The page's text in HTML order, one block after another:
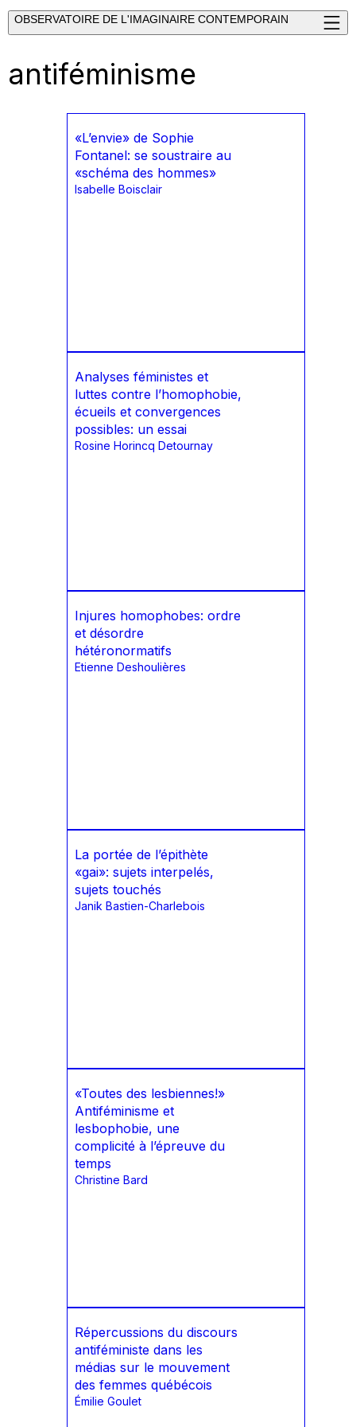
OBSERVATOIRE DE L'IMAGINAIRE CONTEMPORAIN
antiféminisme
«L’envie» de Sophie
Fontanel: se soustraire au
«schéma des hommes»
Isabelle Boisclair
Analyses féministes et
luttes contre l’homophobie,
écueils et convergences
possibles: un essai
Rosine Horincq Detournay
Injures homophobes: ordre
et désordre
hétéronormatifs
Etienne Deshoulières
La portée de l’épithète
«gai»: sujets interpelés,
sujets touchés
Janik Bastien-Charlebois
«Toutes des lesbiennes!»
Antiféminisme et
lesbophobie, une
complicité à l’épreuve du
temps
Christine Bard
Répercussions du discours
antiféministe dans les
médias sur le mouvement
des femmes québécois
Émilie Goulet